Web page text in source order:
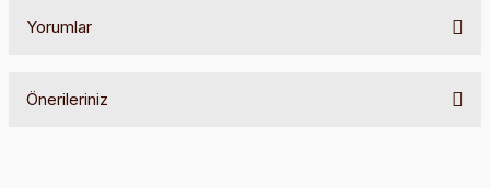
Yorumlar
Önerileriniz